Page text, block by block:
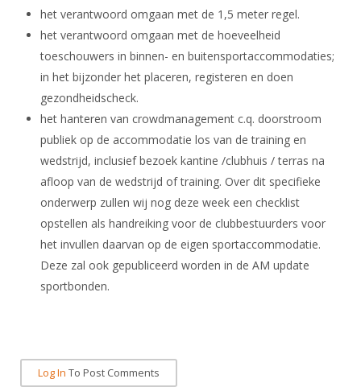
Website
Gebruiksvoorwaarden
Handleiding
Historie
Organisatie
Bestuur
Commissies
Ereleden
Leden van Verdiensten
Vacatures
Bondsbureau
Contact
Medewerkers
Wedstrijdsport
Ranglijsten
Inschrijven
Reglementen
Materiaal
Schermpaspoort
Rolstoelschermen
Wedstrijdkalender
KNAS Keurmerk
NK's
Veteranenwedstrijden
DBT
FBT
Talentontwikkeling
Atletencommissie
Internationale Titeltoernooien
Internationale aanmeldingen
Jeugdkampen
Brassardsysteem
Voor coaches en leraren
Nieuws
Nationale opleidingen
Internationale opleidingen
Leraar
Voor scheidsrechters
Scheidsrechter Documentatie
Nieuws
Contact
het verantwoord omgaan met de 1,5 meter regel.
het verantwoord omgaan met de hoeveelheid
toeschouwers in binnen- en buitensportaccommodaties;
in het bijzonder het placeren, registeren en doen
gezondheidscheck.
het hanteren van crowdmanagement c.q. doorstroom
publiek op de accommodatie los van de training en
wedstrijd, inclusief bezoek kantine /clubhuis / terras na
afloop van de wedstrijd of training. Over dit specifieke
onderwerp zullen wij nog deze week een checklist
opstellen als handreiking voor de clubbestuurders voor
het invullen daarvan op de eigen sportaccommodatie.
Deze zal ook gepubliceerd worden in de AM update
sportbonden.
Log In To Post Comments